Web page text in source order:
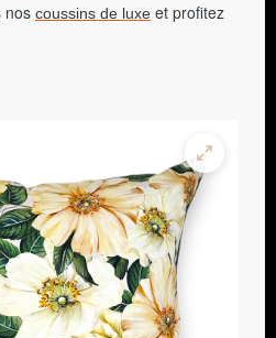
nos coussins de luxe et profitez